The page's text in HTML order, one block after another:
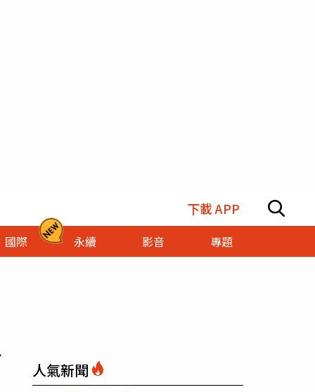
下載 APP
國際 永續 影音 專題
人氣新聞